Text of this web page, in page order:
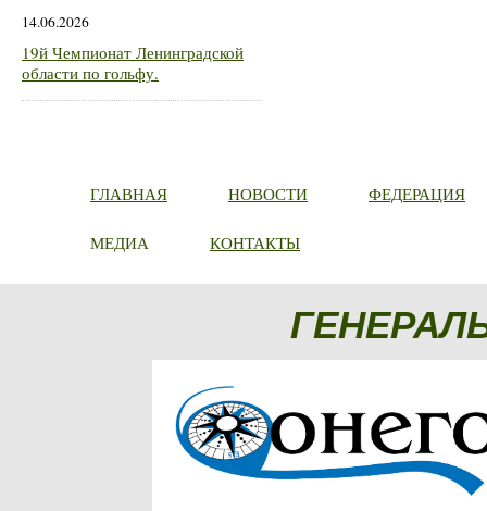
14.06.2026
19й Чемпионат Ленинградской
области по гольфу.
ГЛАВНАЯ НОВОСТИ ФЕДЕРАЦИЯ
МЕДИА КОНТАКТЫ